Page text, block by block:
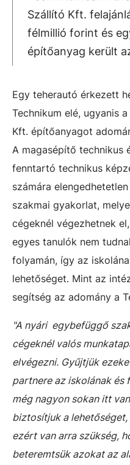
Szállító Kft.
félmillió forint és
építőanyag került
Egy teherautó érkezett
Technikum elé, ugyanis
Kft. építőanyagot
A magasépítő technikus
fenntartó technikus
számára
szakmai gyakorlat,
cégeknél végezhetnek
egyes tanulók nem
folyamán, így az
lehetőséget. Mint az
segítség az adomány a
"A nyári egybefüggő
cégeknél valós
elvégezni. Gyűjtjük
partnere az iskolának és
még nagyon sokan itt
biztosítjuk a
ezért van arra szükség,
beteremtsük azokat az